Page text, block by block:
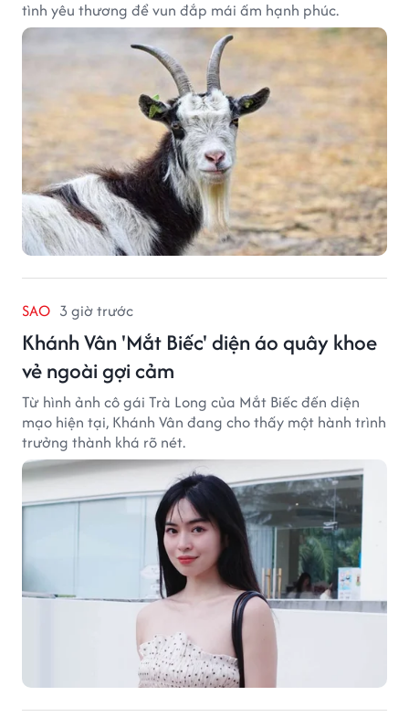
tình yêu thương để vun đắp mái ấm hạnh phúc.
SAO 3 giờ trước
Khánh Vân 'Mắt Biếc' diện áo quây khoe
vẻ ngoài gợi cảm
Từ hình ảnh cô gái Trà Long của Mắt Biếc đến diện
mạo hiện tại, Khánh Vân đang cho thấy một hành trình
trưởng thành khá rõ nét.